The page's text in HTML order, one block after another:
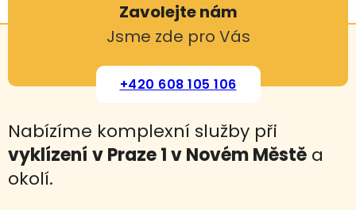
Zavolejte nám
Jsme zde pro Vás
+420 608 105 106
Nabízíme komplexní služby při
vyklízení v Praze 1 v Novém Městě a
okolí.